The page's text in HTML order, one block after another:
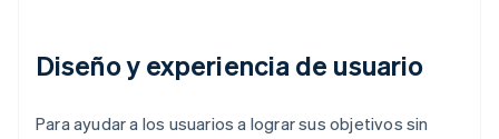
Diseño y experiencia de usuario
Para ayudar a los usuarios a lograr sus objetivos sin